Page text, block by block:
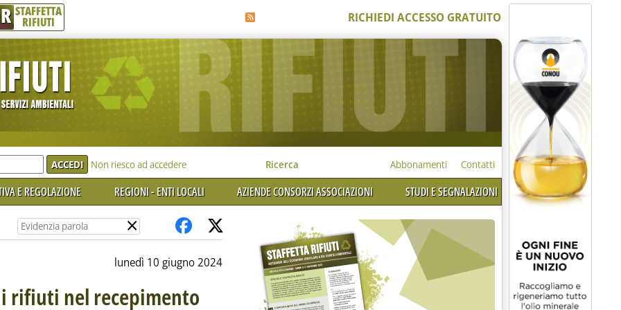
R STAFFETTA
RIFIUTI RICHIEDI ACCESSO GRATUITO
Non riesco ad accedere Ricerca Abbonamenti Contatti
E REGOLAZIONE REGIONI - ENTI LOCALI AZIENDE CONSORZI ASSOCIAZIONI STUDI E SEGNALAZIONI
×
lunedì 10 giugno 2024
i rifiuti nel recepimento